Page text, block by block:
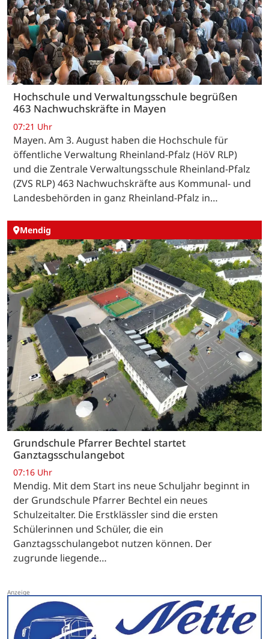
Hochschule und Verwaltungsschule begrüßen
463 Nachwuchskräfte in Mayen
07:21 Uhr
Mayen. Am 3. August haben die Hochschule für
öffentliche Verwaltung Rheinland-Pfalz (HöV RLP)
und die Zentrale Verwaltungsschule Rheinland-Pfalz
(ZVS RLP) 463 Nachwuchskräfte aus Kommunal- und
Landesbehörden in ganz Rheinland-Pfalz in…
Mendig
Grundschule Pfarrer Bechtel startet
Ganztagsschulangebot
07:16 Uhr
Mendig. Mit dem Start ins neue Schuljahr beginnt in
der Grundschule Pfarrer Bechtel ein neues
Schulzeitalter. Die Erstklässler sind die ersten
Schülerinnen und Schüler, die ein
Ganztagsschulangebot nutzen können. Der
zugrunde liegende…